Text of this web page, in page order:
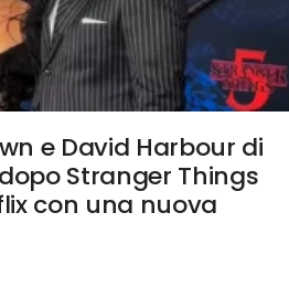
e David Harbour di
Stranger Things
con una nuova